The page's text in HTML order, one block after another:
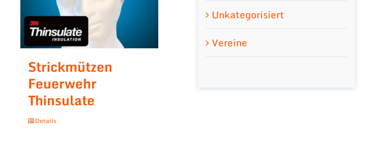
Strickmützen
Feuerwehr
Thinsulate
Details
Unkategorisiert
Vereine